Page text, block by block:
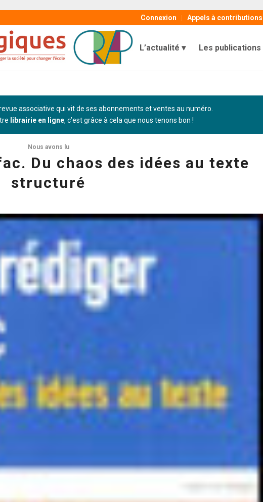
Connexion Appels à contributions
L’actualité Les publications
associative qui vit de ses abonnements et ventes au numéro.
librairie en ligne, c’est grâce à cela que nous tenons bon !
Nous avons lu
Du chaos des idées au texte
structuré